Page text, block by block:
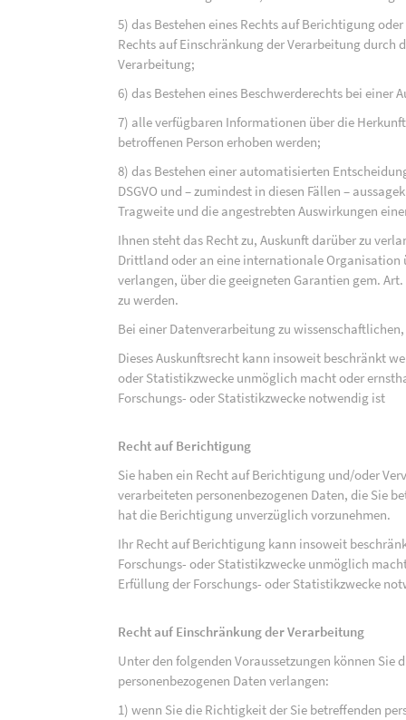
5) das Bestehen eines Rechts auf Berichtigung
Rechts auf Einschränkung der Verarbeitung durch
Verarbeitung;
6) das Bestehen eines Beschwerderechts bei einer
7) alle verfügbaren Informationen über die
betroffenen Person erhoben werden;
8) das Bestehen einer automatisierten
DSGVO und – zumindest in diesen Fällen –
Tragweite und die angestrebten Auswirkungen
Ihnen steht das Recht zu, Auskunft darüber zu
Drittland oder an eine internationale Organisation
verlangen, über die geeigneten Garantien gem.
zu werden.
Bei einer Datenverarbeitung zu
Dieses Auskunftsrecht kann insoweit beschränkt
oder Statistikzwecke unmöglich macht oder
Forschungs- oder Statistikzwecke notwendig ist
Recht auf Berichtigung
Sie haben ein Recht auf Berichtigung und/oder
verarbeiteten personenbezogenen Daten, die Sie
hat die Berichtigung unverzüglich vorzunehmen.
Ihr Recht auf Berichtigung kann insoweit
Forschungs- oder Statistikzwecke unmöglich
Erfüllung der Forschungs- oder Statistikzwecke
Recht auf Einschränkung der Verarbeitung
Unter den folgenden Voraussetzungen können
personenbezogenen Daten verlangen:
1) wenn Sie die Richtigkeit der Sie betreffenden